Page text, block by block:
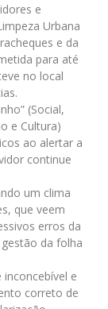
e
Urbana
e da
para até
no local
(Social,
e Cultura)
ao alertar a
continue
um clima
que veem
erros da
da folha
inconcebível e
correto de